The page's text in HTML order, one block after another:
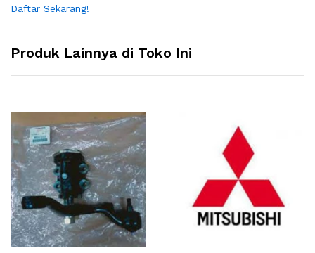
Daftar Sekarang!
Produk Lainnya di Toko Ini